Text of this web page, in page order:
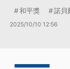
和平獎 諾貝
2025/10/10 12:56